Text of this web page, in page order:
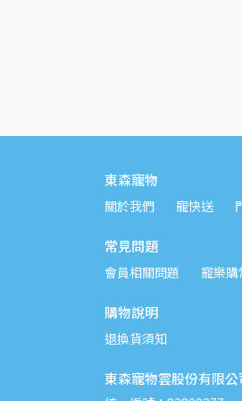
東森寵物
關於我們 寵快送
常見問題
會員相關問題 寵樂
購物說明
退換貨須知
東森寵物雲股份有限公